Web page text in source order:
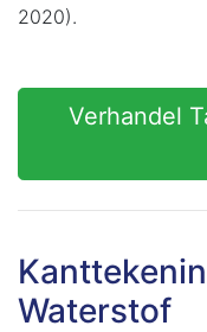
2020).
Verhandel
Waterstof